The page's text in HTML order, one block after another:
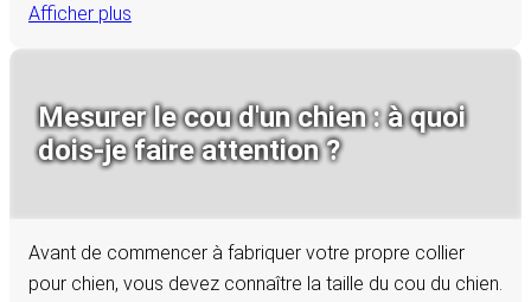
Afficher plus
Mesurer le cou d'un chien : à quoi
dois-je faire attention ?
Avant de commencer à fabriquer votre propre collier
pour chien, vous devez connaître la taille du cou du chien.